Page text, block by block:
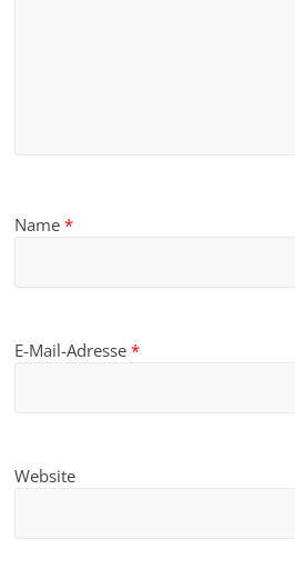
Name*
E-Mail-Adresse*
Website